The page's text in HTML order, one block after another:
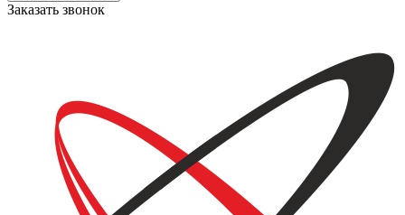
Заказать звонок